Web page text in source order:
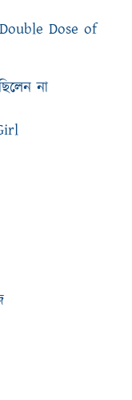
Dose of
না